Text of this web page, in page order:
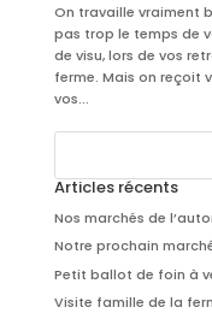
On travaille vraiment
pas trop le temps de
de visu, lors de vos
ferme. Mais on reçoit
vos...
Articles récents
Nos marchés de
Notre prochain
Petit ballot de foin à
Visite famille de la